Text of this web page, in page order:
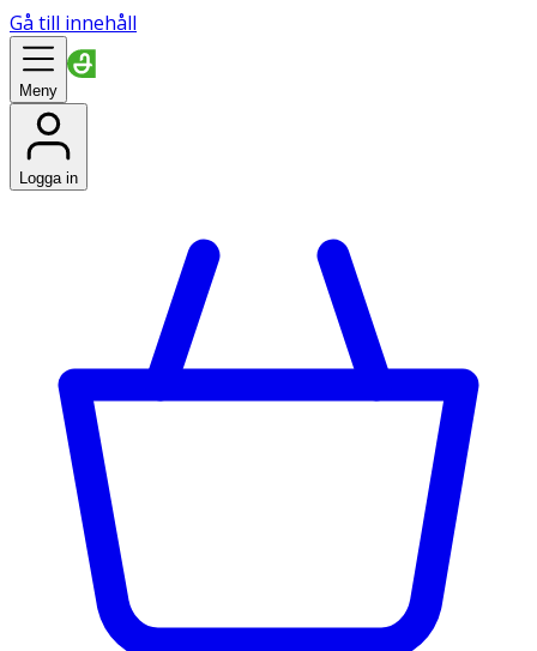
Gå till innehåll
Meny
Logga in